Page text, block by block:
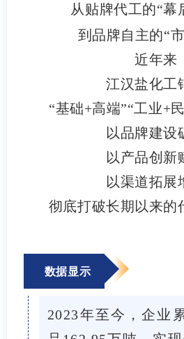
从贴牌代工的“幕
到品牌自主的“
近年来
江汉盐化工
“基础+高端”“工业+
以品牌建设
以产品创新
以渠道拓展
彻底打破长期以来的
数据显示
2023年至今，企业